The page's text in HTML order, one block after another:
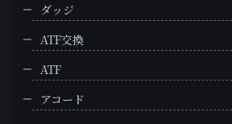
ダッジ
ATF交換
ATF
アコード